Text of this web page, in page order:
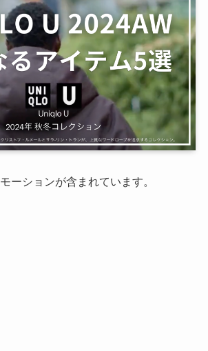
ーションが含まれています。